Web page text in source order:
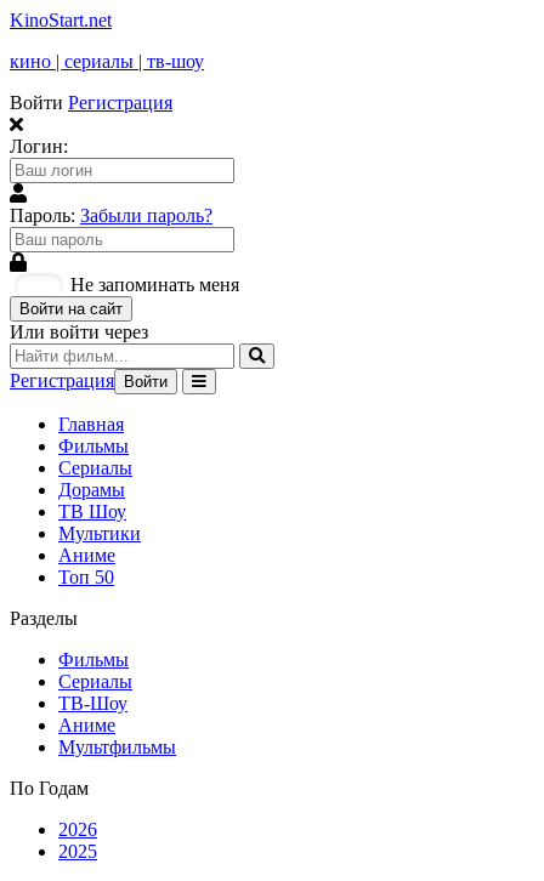
KinoStart.net
кино | сериалы | тв-шоу
Войти Регистрация
Логин:
Пароль: Забыли пароль?
Не запоминать меня
Войти на сайт
Или войти через
Регистрация Войти
Главная
Фильмы
Сериалы
Дорамы
ТВ Шоу
Мультики
Аниме
Топ 50
Разделы
Фильмы
Сериалы
ТВ-Шоу
Аниме
Мультфильмы
По Годам
2026
2025